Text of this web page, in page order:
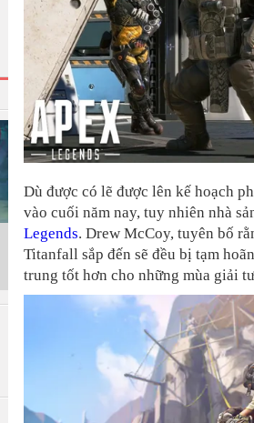
Dù được có lẽ được lên kế hoạch
vào cuối năm nay, tuy nhiên nhà
Legends. Drew McCoy, tuyên bố
Titanfall sắp đến sẽ đều bị tạm
trung tốt hơn cho những mùa giải